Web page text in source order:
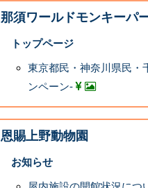
那須ワールドモンキーパ
トップページ
東京都民・神奈川県民・
ンペーン-
恩賜上野動物園
お知らせ